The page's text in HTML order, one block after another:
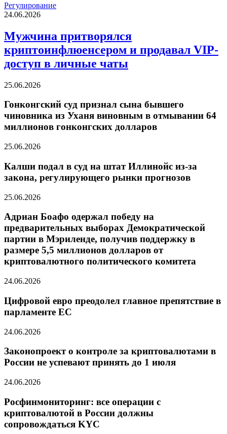
Регулирование
24.06.2026
Мужчина притворялся
криптоинфлюенсером и продавал VIP-
доступ в личные чаты
25.06.2026
Гонконгский суд признал сына бывшего
чиновника из Уханя виновным в отмывании 64
миллионов гонконгских долларов
25.06.2026
Калши подал в суд на штат Иллинойс из-за
закона, регулирующего рынки прогнозов
25.06.2026
Адриан Боафо одержал победу на
предварительных выборах Демократической
партии в Мэриленде, получив поддержку в
размере 5,5 миллионов долларов от
криптовалютного политического комитета
24.06.2026
Цифровой евро преодолел главное препятствие в
парламенте ЕС
24.06.2026
Законопроект о контроле за криптовалютами в
России не успевают принять до 1 июля
24.06.2026
Росфинмониторинг: все операции с
криптовалютой в России должны
сопровождаться KYC